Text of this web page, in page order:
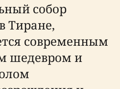
собор
Тиране,
современным
шедевром и